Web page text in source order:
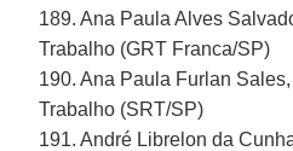
189. Ana Paula Alves
Trabalho (GRT Franca/SP)
190. Ana Paula Furlan
Trabalho (SRT/SP)
191. André Librelon da